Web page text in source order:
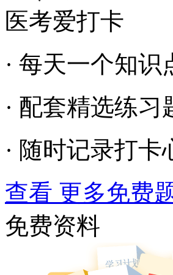
医考爱打卡
· 每天一个知识
· 配套精选练习
· 随时记录打卡
查看 更多免费
免费资料